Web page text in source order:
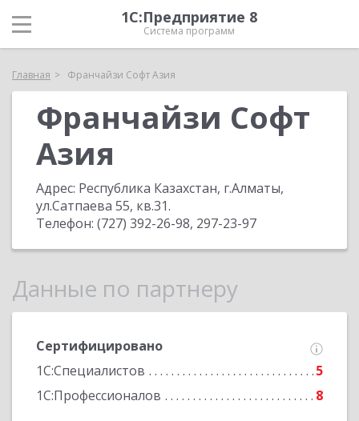
1С:Предприятие 8
Система программ
Главная Франчайзи Софт Азия
Франчайзи Софт
Азия
Адрес: Республика Казахстан, г.Алматы,
ул.Сатпаева 55, кв.31.
Телефон: (727) 392-26-98, 297-23-97
Данные по партнеру
Сертифицировано
1С:Специалистов
5
1С:Профессионалов
8